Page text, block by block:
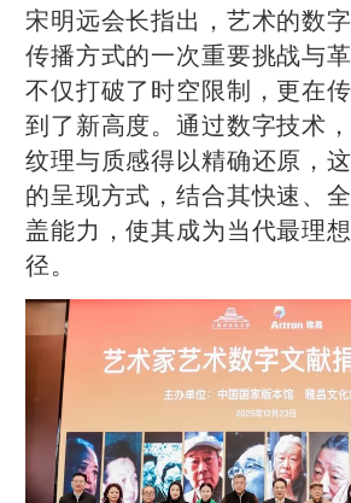
宋明远会长指出，艺术的数
传播方式的一次重要挑战与
不仅打破了时空限制，更在
到了新高度。通过数字技术
纹理与质感得以精确还原，
的呈现方式，结合其快速、
盖能力，使其成为当代最理
径。